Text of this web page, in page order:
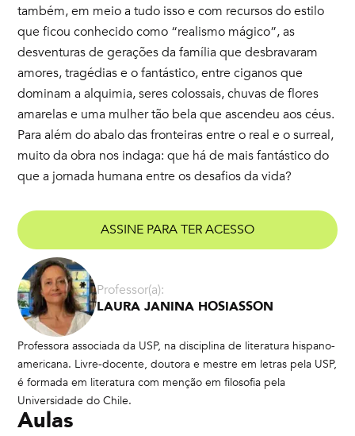
também, em meio a tudo isso e com recursos do estilo
que ficou conhecido como “realismo mágico”, as
desventuras de gerações da família que desbravaram
amores, tragédias e o fantástico, entre ciganos que
dominam a alquimia, seres colossais, chuvas de flores
amarelas e uma mulher tão bela que ascendeu aos céus.
Para além do abalo das fronteiras entre o real e o surreal,
muito da obra nos indaga: que há de mais fantástico do
que a jornada humana entre os desafios da vida?
ASSINE PARA TER ACESSO
Professor(a):
LAURA JANINA HOSIASSON
Professora associada da USP, na disciplina de literatura hispano-
americana. Livre-docente, doutora e mestre em letras pela USP,
é formada em literatura com menção em filosofia pela
Universidade do Chile.
Aulas